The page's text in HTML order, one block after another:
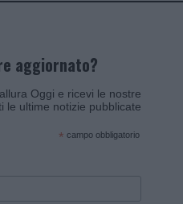
aggiornato?
Oggi e ricevi le nostre
le ultime notizie pubblicate
* campo obbligatorio